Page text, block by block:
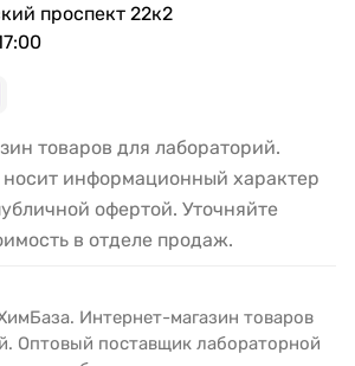
проспект 22к2
товаров для лабораторий.
информационный характер
офертой. Уточняйте
в отделе продаж.
Интернет-магазин товаров
Оптовый поставщик лабораторной